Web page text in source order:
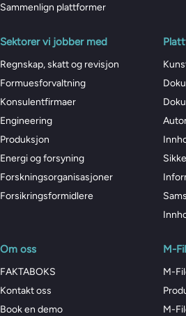
Sammenlign plattformer
Sektorer vi jobber med
Regnskap, skatt og revisjon
Formuesforvaltning
Konsulentfirmaer
Engineering
Produksjon
Energi og forsyning
Forskningsorganisasjoner
Forsikringsformidlere
Om oss
FAKTABOKS
Kontakt oss
Book en demo
M-
M-
M-